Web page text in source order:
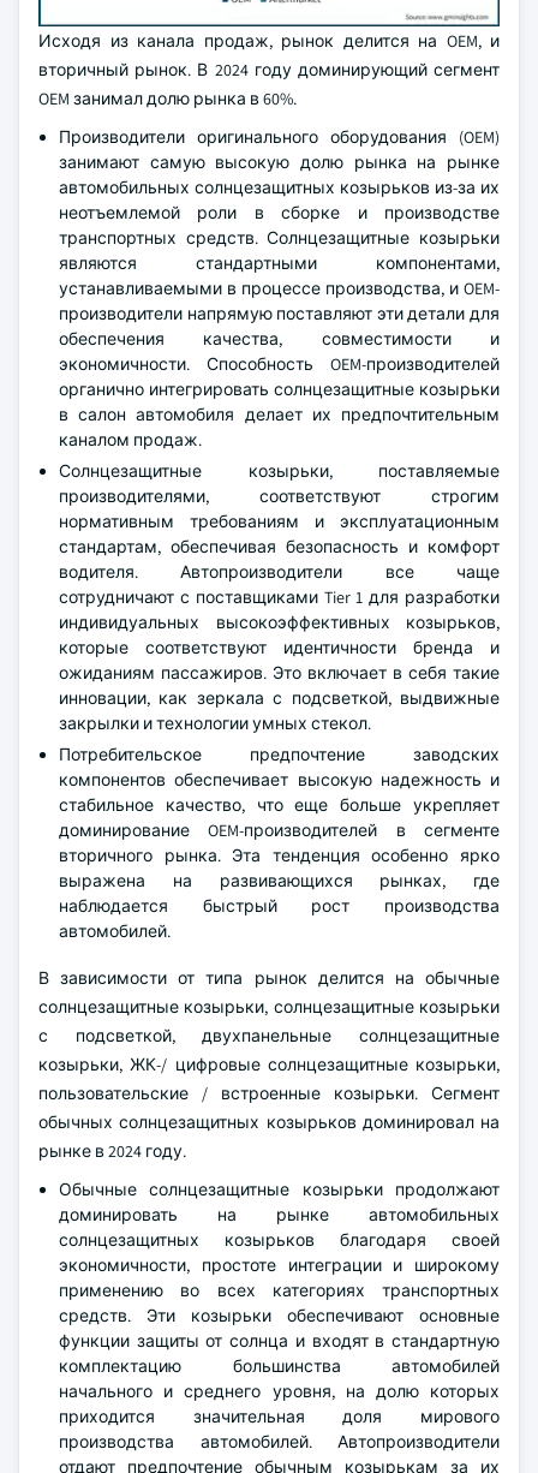
Исходя из канала продаж, рынок делится на OEM, и
вторичный рынок. В 2024 году доминирующий сегмент
OEM занимал долю рынка в 60%.
Производители оригинального оборудования (OEM)
занимают самую высокую долю рынка на рынке
автомобильных солнцезащитных козырьков из-за их
неотъемлемой роли в сборке и производстве
транспортных средств. Солнцезащитные козырьки
являются стандартными компонентами,
устанавливаемыми в процессе производства, и OEM-
производители напрямую поставляют эти детали для
обеспечения качества, совместимости и
экономичности. Способность OEM-производителей
органично интегрировать солнцезащитные козырьки
в салон автомобиля делает их предпочтительным
каналом продаж.
Солнцезащитные козырьки, поставляемые
производителями, соответствуют строгим
нормативным требованиям и эксплуатационным
стандартам, обеспечивая безопасность и комфорт
водителя. Автопроизводители все чаще
сотрудничают с поставщиками Tier 1 для разработки
индивидуальных высокоэффективных козырьков,
которые соответствуют идентичности бренда и
ожиданиям пассажиров. Это включает в себя такие
инновации, как зеркала с подсветкой, выдвижные
закрылки и технологии умных стекол.
Потребительское предпочтение заводских
компонентов обеспечивает высокую надежность и
стабильное качество, что еще больше укрепляет
доминирование OEM-производителей в сегменте
вторичного рынка. Эта тенденция особенно ярко
выражена на развивающихся рынках, где
наблюдается быстрый рост производства
автомобилей.
В зависимости от типа рынок делится на обычные
солнцезащитные козырьки, солнцезащитные козырьки
с подсветкой, двухпанельные солнцезащитные
козырьки, ЖК-/ цифровые солнцезащитные козырьки,
пользовательские / встроенные козырьки. Сегмент
обычных солнцезащитных козырьков доминировал на
рынке в 2024 году.
Обычные солнцезащитные козырьки продолжают
доминировать на рынке автомобильных
солнцезащитных козырьков благодаря своей
экономичности, простоте интеграции и широкому
применению во всех категориях транспортных
средств. Эти козырьки обеспечивают основные
функции защиты от солнца и входят в стандартную
комплектацию большинства автомобилей
начального и среднего уровня, на долю которых
приходится значительная доля мирового
производства автомобилей. Автопроизводители
отдают предпочтение обычным козырькам за их